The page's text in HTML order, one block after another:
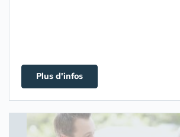
Plus d'infos